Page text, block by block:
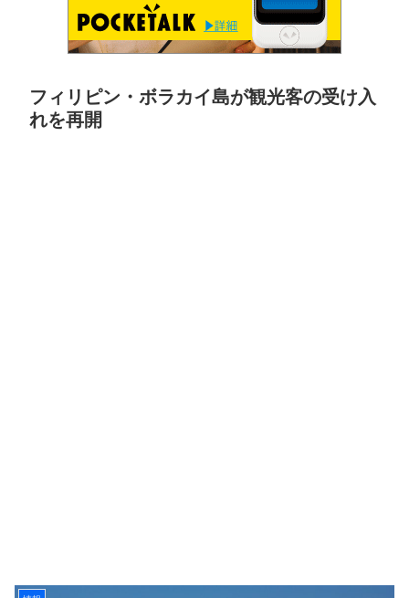
フィリピン・ボラカイ島が観光客の受け入
れを再開